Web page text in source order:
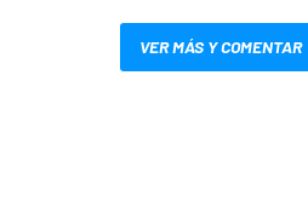
VER MÁS Y COMENTAR